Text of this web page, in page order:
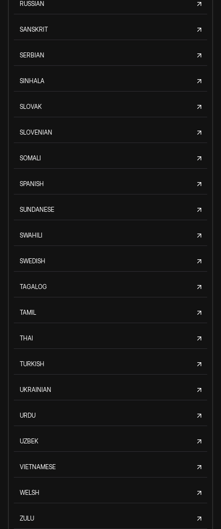
RUSSIAN
SANSKRIT
SERBIAN
SINHALA
SLOVAK
SLOVENIAN
SOMALI
SPANISH
SUNDANESE
SWAHILI
SWEDISH
TAGALOG
TAMIL
THAI
TURKISH
UKRAINIAN
URDU
UZBEK
VIETNAMESE
WELSH
ZULU